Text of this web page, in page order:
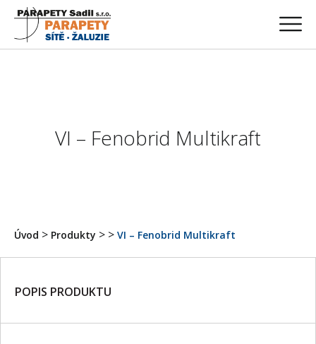
VI – Fenobrid Multikraft
Úvod > Produkty > > VI – Fenobrid Multikraft
POPIS PRODUKTU